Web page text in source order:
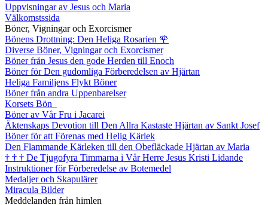
Uppvisningar av Jesus och Maria
Välkomstssida
Böner, Vigningar och Exorcismer
Bönens Drottning: Den Heliga Rosarien 🌹
Diverse Böner, Vigningar och Exorcismer
Böner från Jesus den gode Herden till Enoch
Böner för Den gudomliga Förberedelsen av Hjärtan
Heliga Familjens Flykt Böner
Böner från andra Uppenbarelser
Korsets Bön
Böner av Vår Fru i Jacarei
Äktenskaps Devotion till Den Allra Kastaste Hjärtan av Sankt Josef
Böner för att Förenas med Helig Kärlek
Den Flammande Kärleken till den Obefläckade Hjärtan av Maria
† † † De Tjugofyra Timmarna i Vår Herre Jesus Kristi Lidande
Instruktioner för Förberedelse av Botemedel
Medaljer och Skapulärer
Miracula Bilder
Meddelanden från himlen